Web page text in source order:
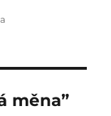
měna”